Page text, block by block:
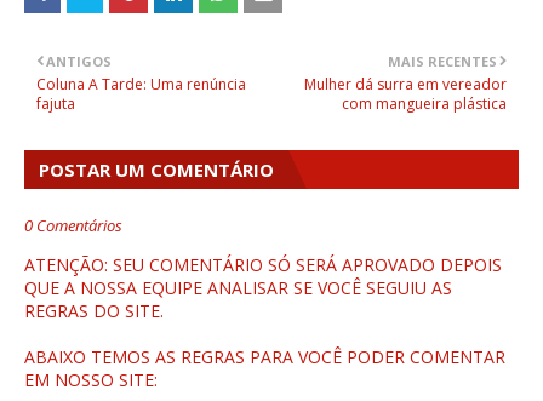
MAIS RECENTES
Mulher dá surra em vereador
com mangueira plástica
ANTIGOS
Coluna A Tarde: Uma renúncia
fajuta
POSTAR UM COMENTÁRIO
0 Comentários
ATENÇÃO: SEU COMENTÁRIO SÓ SERÁ APROVADO DEPOIS
QUE A NOSSA EQUIPE ANALISAR SE VOCÊ SEGUIU AS
REGRAS DO SITE.
ABAIXO TEMOS AS REGRAS PARA VOCÊ PODER COMENTAR
EM NOSSO SITE: